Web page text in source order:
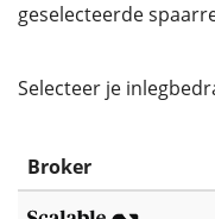
geselecteerde
Selecteer je
Broker